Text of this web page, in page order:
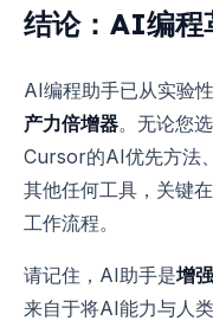
结论：AI编程
AI编程助手已从实验
产力倍增器。无论您
Cursor的AI优先方法
其他任何工具，关键
工作流程。
请记住，AI助手是增
来自于将AI能力与人